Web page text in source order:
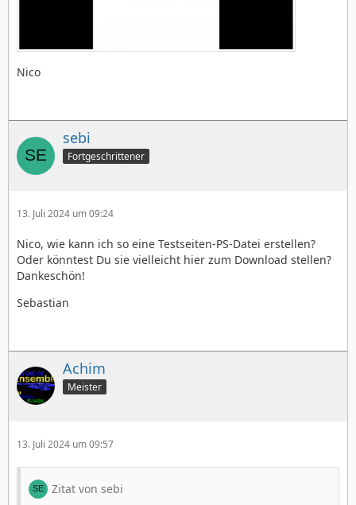
Nico
sebi
Fortgeschrittener
13. Juli 2024 um 09:24
Nico, wie kann ich so eine Testseiten-PS-Datei erstellen?
Oder könntest Du sie vielleicht hier zum Download stellen?
Dankeschön!
Sebastian
Achim
Meister
13. Juli 2024 um 09:57
Zitat von sebi